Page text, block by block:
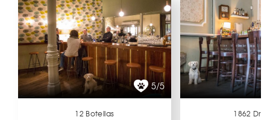
5/5
12 Botellas 1862 Dry